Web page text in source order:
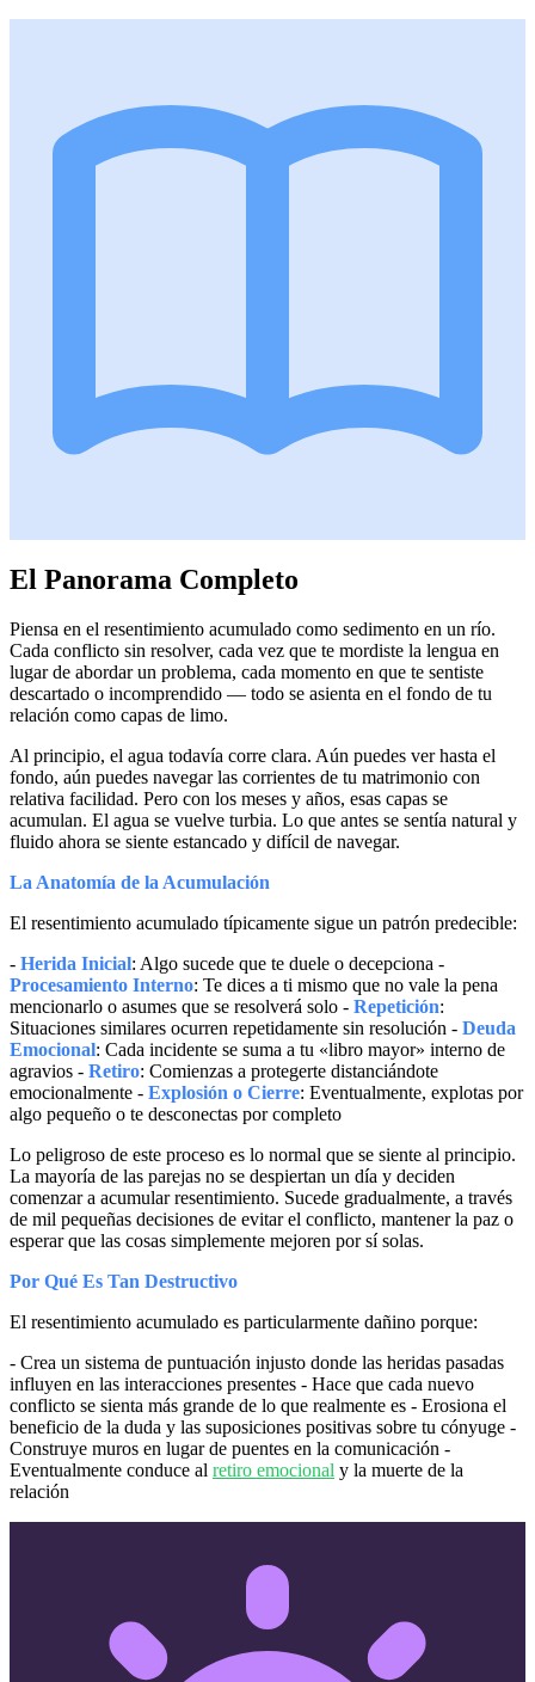
El Panorama Completo
Piensa en el resentimiento acumulado como sedimento en un río.
Cada conflicto sin resolver, cada vez que te mordiste la lengua en
lugar de abordar un problema, cada momento en que te sentiste
descartado o incomprendido — todo se asienta en el fondo de tu
relación como capas de limo.
Al principio, el agua todavía corre clara. Aún puedes ver hasta el
fondo, aún puedes navegar las corrientes de tu matrimonio con
relativa facilidad. Pero con los meses y años, esas capas se
acumulan. El agua se vuelve turbia. Lo que antes se sentía natural y
fluido ahora se siente estancado y difícil de navegar.
La Anatomía de la Acumulación
El resentimiento acumulado típicamente sigue un patrón predecible:
- Herida Inicial: Algo sucede que te duele o decepciona -
Procesamiento Interno: Te dices a ti mismo que no vale la pena
mencionarlo o asumes que se resolverá solo - Repetición:
Situaciones similares ocurren repetidamente sin resolución - Deuda
Emocional: Cada incidente se suma a tu «libro mayor» interno de
agravios - Retiro: Comienzas a protegerte distanciándote
emocionalmente - Explosión o Cierre: Eventualmente, explotas por
algo pequeño o te desconectas por completo
Lo peligroso de este proceso es lo normal que se siente al principio.
La mayoría de las parejas no se despiertan un día y deciden
comenzar a acumular resentimiento. Sucede gradualmente, a través
de mil pequeñas decisiones de evitar el conflicto, mantener la paz o
esperar que las cosas simplemente mejoren por sí solas.
Por Qué Es Tan Destructivo
El resentimiento acumulado es particularmente dañino porque:
- Crea un sistema de puntuación injusto donde las heridas pasadas
influyen en las interacciones presentes - Hace que cada nuevo
conflicto se sienta más grande de lo que realmente es - Erosiona el
beneficio de la duda y las suposiciones positivas sobre tu cónyuge -
Construye muros en lugar de puentes en la comunicación -
Eventualmente conduce al retiro emocional y la muerte de la
relación